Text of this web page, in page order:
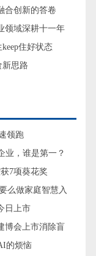
合创新的答卷
领域深耕十一年
住好状态
新思路
领跑
业，谁是第一？
7项葵花奖
么做家庭智慧入
日上市
博会上市消除盲
的烦恼